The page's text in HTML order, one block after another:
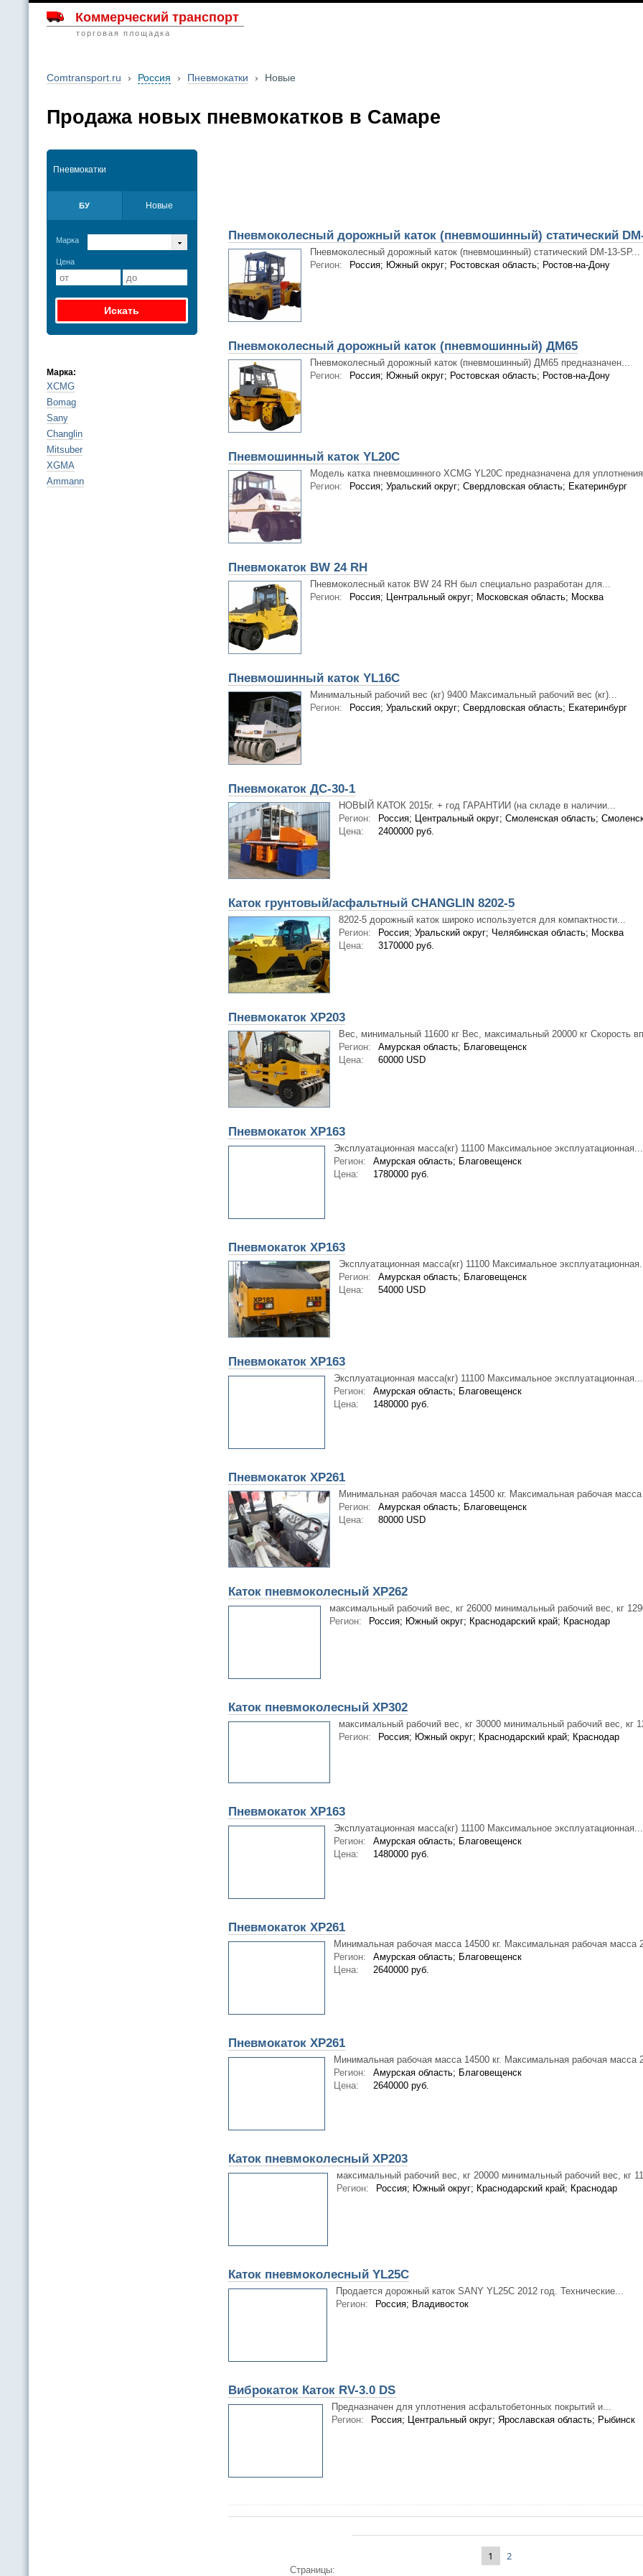
Коммерческий транспорт
торговая площадка
Comtransport.ru › Россия › Пневмокатки › Новые
Продажа новых пневмокатков в Самаре
Пневмокатки
БУ Новые
Марка
Цена
Марка:
XCMG
Bomag
Sany
Changlin
Mitsuber
XGMA
Ammann
Пневмоколесный дорожный каток (пневмошинный) статический
Пневмоколесный дорожный каток (пневмошинный) статический DМ-13-SP...
Регион:
Россия; Южный округ; Ростовская область; Ростов-на-Дону
Пневмоколесный дорожный каток (пневмошинный) ДМ65
Пневмоколесный дорожный каток (пневмошинный) ДМ65 предназначен...
Регион:
Россия; Южный округ; Ростовская область; Ростов-на-Дону
Пневмошинный каток YL20C
Модель катка пневмошинного XCMG YL20C предназначена для
Регион:
Россия; Уральский округ; Свердловская область; Екатеринбург
Пневмокаток BW 24 RH
Пневмоколесный каток BW 24 RH был специально разработан для...
Регион:
Россия; Центральный округ; Московская область; Москва
Пневмошинный каток YL16C
Минимальный рабочий вес (кг) 9400 Максимальный рабочий вес (кг)...
Регион:
Россия; Уральский округ; Свердловская область; Екатеринбург
Пневмокаток ДС-30-1
НОВЫЙ КАТОК 2015г. + год ГАРАНТИИ (на складе в наличии...
Регион:
Россия; Центральный округ; Смоленская область;
Цена:
2400000 руб.
Каток грунтовый/асфальтный CHANGLIN 8202-5
8202-5 дорожный каток широко используется для компактности...
Регион:
Россия; Уральский округ; Челябинская область; Москва
Цена:
3170000 руб.
Пневмокаток XP203
Вес, минимальный 11600 кг Вес, максимальный 20000 кг Скорость
Регион:
Амурская область; Благовещенск
Цена:
60000 USD
Пневмокаток XP163
Эксплуатационная масса(кг) 11100 Максимальное эксплуатационная...
Регион:
Амурская область; Благовещенск
Цена:
1780000 руб.
Пневмокаток XP163
Эксплуатационная масса(кг) 11100 Максимальное
Регион:
Амурская область; Благовещенск
Цена:
54000 USD
Пневмокаток XP163
Эксплуатационная масса(кг) 11100 Максимальное эксплуатационная...
Регион:
Амурская область; Благовещенск
Цена:
1480000 руб.
Пневмокаток XP261
Минимальная рабочая масса 14500 кг. Максимальная рабочая
Регион:
Амурская область; Благовещенск
Цена:
80000 USD
Каток пневмоколесный XP262
максимальный рабочий вес, кг 26000 минимальный рабочий вес, кг
Регион:
Россия; Южный округ; Краснодарский край; Краснодар
Каток пневмоколесный XP302
максимальный рабочий вес, кг 30000 минимальный рабочий вес, кг
Регион:
Россия; Южный округ; Краснодарский край; Краснодар
Пневмокаток XP163
Эксплуатационная масса(кг) 11100 Максимальное эксплуатационная...
Регион:
Амурская область; Благовещенск
Цена:
1480000 руб.
Пневмокаток XP261
Минимальная рабочая масса 14500 кг. Максимальная рабочая масса
Регион:
Амурская область; Благовещенск
Цена:
2640000 руб.
Пневмокаток XP261
Минимальная рабочая масса 14500 кг. Максимальная рабочая масса
Регион:
Амурская область; Благовещенск
Цена:
2640000 руб.
Каток пневмоколесный XP203
максимальный рабочий вес, кг 20000 минимальный рабочий вес, кг
Регион:
Россия; Южный округ; Краснодарский край; Краснодар
Каток пневмоколесный YL25C
Продается дорожный каток SANY YL25C 2012 год. Технические...
Регион:
Россия; Владивосток
Виброкаток Каток RV-3.0 DS
Предназначен для уплотнения асфальтобетонных покрытий и...
Регион:
Россия; Центральный округ; Ярославская область; Рыбинск
Страницы:
1 2